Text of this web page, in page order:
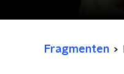
Fragmenten